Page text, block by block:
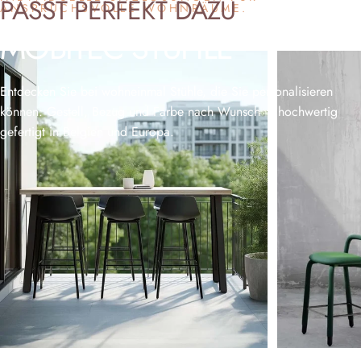
ANSPRUCHSVOLLE WOHNRÄUME.
MOBITEC
Entdecken Sie bei wohneinmal Stühle, die Sie personalisieren
können: Gestell, Bezug und Farbe nach Wunsch – hochwertig
gefertigt in Belgien und Europa.
PASSTPERFEKTDAZU